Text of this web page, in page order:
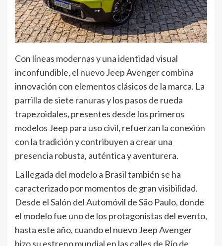
Con líneas modernas y una identidad visual
inconfundible, el nuevo Jeep Avenger combina
innovación con elementos clásicos de la marca. La
parrilla de siete ranuras y los pasos de rueda
trapezoidales, presentes desde los primeros
modelos Jeep para uso civil, refuerzan la conexión
con la tradición y contribuyen a crear una
presencia robusta, auténtica y aventurera.
La llegada del modelo a Brasil también se ha
caracterizado por momentos de gran visibilidad.
Desde el Salón del Automóvil de São Paulo, donde
el modelo fue uno de los protagonistas del evento,
hasta este año, cuando el nuevo Jeep Avenger
hizo su estreno mundial en las calles de Río de